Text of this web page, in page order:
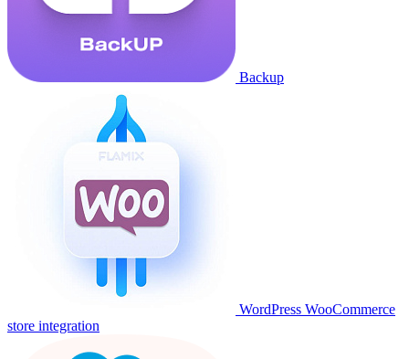
Backup
WordPress WooCommerce
store integration